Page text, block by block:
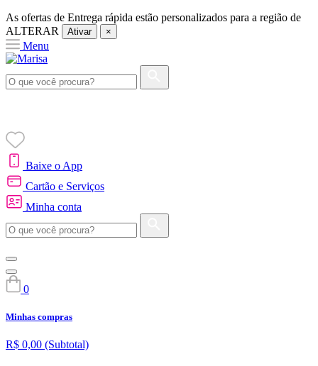
As ofertas de Entrega rápida estão personalizados para a região de
ALTERAR
Ativar ×
Menu
Baixe o App
Cartão e Serviços
Minha conta
0
Minhas compras
R$ 0,00 (Subtotal)